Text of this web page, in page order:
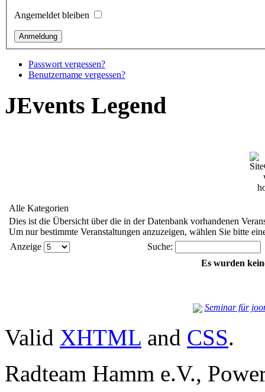
Angemeldet bleiben
Passwort vergessen?
Benutzername vergessen?
JEvents Legend
Alle Kategorien
Dies ist die Übersicht über die in der Datenbank vorhandenen
Um nur bestimmte Veranstaltungen anzuzeigen, wählen Sie bitte
Anzeige
Suche:
Es wurden
Seminar für
Valid XHTML and CSS.
Radteam Hamm e.V.,